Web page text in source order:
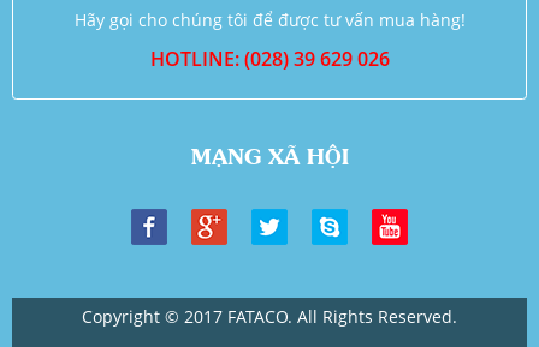
Hãy gọi cho chúng tôi để được tư vấn mua hàng!
HOTLINE: (028) 39 629 026
MẠNG XÃ HỘI
Copyright © 2017 FATACO. All Rights Reserved.